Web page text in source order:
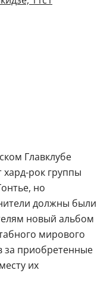
Главклубе
хард-рок группы
но
должны были
новый альбом
мирового
за приобретенные
их